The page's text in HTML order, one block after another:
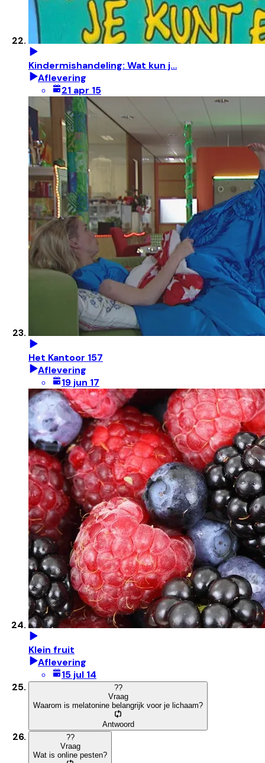
Kindermishandeling: Wat kun j…
Aflevering
21 apr 15
Het Kantoor 157
Aflevering
19 jun 17
Klein fruit
Aflevering
15 jul 14
??
Vraag
Waarom is melatonine belangrijk voor je lichaam?
Antwoord
??
Vraag
Wat is online pesten?